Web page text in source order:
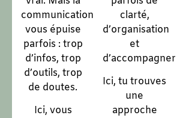
communication
vous épuise
parfois : trop
d’infos, trop
d’outils, trop
de doutes.
Ici, vous
clarté,
d’organisation
et
Ici, tu trouves
une
approche